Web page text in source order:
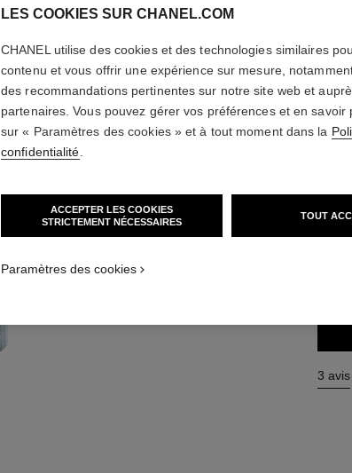
En
3 avis
LES COOKIES SUR CHANEL.COM
CHANEL utilise des cookies et des technologies similaires
contenu et vous offrir une expérience sur mesure,
des recommandations pertinentes sur notre site web et
partenaires. Vous pouvez gérer vos préférences et en savoir
sur « Paramètres des cookies » et à tout moment dans la
confidentialité
ACCEPTER LES COOKIES
STRICTEMENT NÉCESSAIRES
TOUT
Paramètres des cookies